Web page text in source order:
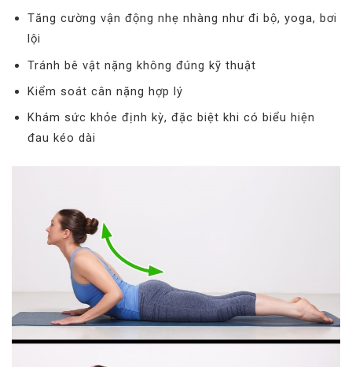
Tăng cường vận động nhẹ nhàng như đi bộ, yoga, bơi
lội
Tránh bê vật nặng không đúng kỹ thuật
Kiểm soát cân nặng hợp lý
Khám sức khỏe định kỳ, đặc biệt khi có biểu hiện
đau kéo dài